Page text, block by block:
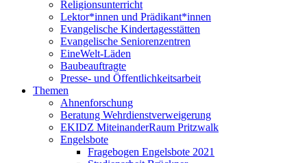
Religionsunterricht
Lektor*innen und Prädikant*innen
Evangelische Kindertagesstätten
Evangelische Seniorenzentren
EineWelt-Läden
Baubeauftragte
Presse- und Öffentlichkeitsarbeit
Themen
Ahnenforschung
Beratung Wehrdienstverweigerung
EKIDZ MiteinanderRaum Pritzwalk
Engelsbote
Fragebogen Engelsbote 2021